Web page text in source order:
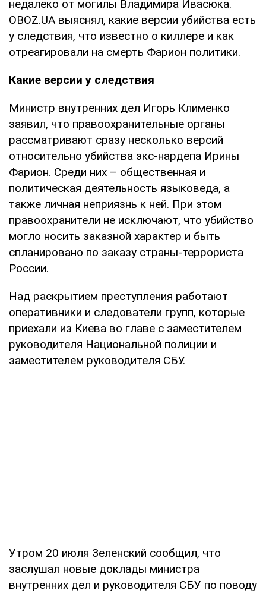
недалеко от могилы Владимира Ивасюка.
OBOZ.UA выяснял, какие версии убийства есть
у следствия, что известно о киллере и как
отреагировали на смерть Фарион политики.
Какие версии у следствия
Министр внутренних дел Игорь Клименко
заявил, что правоохранительные органы
рассматривают сразу несколько версий
относительно убийства экс-нардепа Ирины
Фарион. Среди них – общественная и
политическая деятельность языковеда, а
также личная неприязнь к ней. При этом
правоохранители не исключают, что убийство
могло носить заказной характер и быть
спланировано по заказу страны-террориста
России.
Над раскрытием преступления работают
оперативники и следователи групп, которые
приехали из Киева во главе с заместителем
руководителя Национальной полиции и
заместителем руководителя СБУ.
Утром 20 июля Зеленский сообщил, что
заслушал новые доклады министра
внутренних дел и руководителя СБУ по поводу